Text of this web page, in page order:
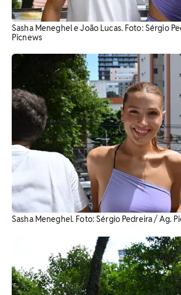
Sasha Meneghel e João Lucas. Foto: Sérgio
Picnews
Sasha Meneghel. Foto: Sérgio Pedreira / Ag.